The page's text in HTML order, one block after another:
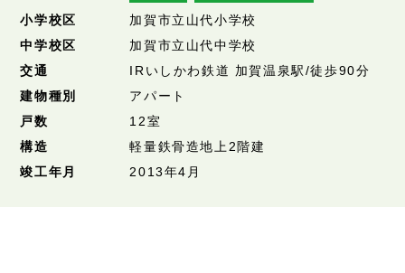
小学校区
加賀市立山代小学校
中学校区
加賀市立山代中学校
交通
IRいしかわ鉄道 加賀温泉駅/徒歩90分
建物種別
アパート
戸数
12室
構造
軽量鉄骨造地上2階建
竣工年月
2013年4月